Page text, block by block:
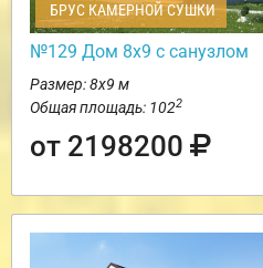
БРУС КАМЕРНОЙ СУШКИ
№129 Дом 8х9 с санузлом
Размер: 8х9 м
Общая площадь: 1022
от 2198200